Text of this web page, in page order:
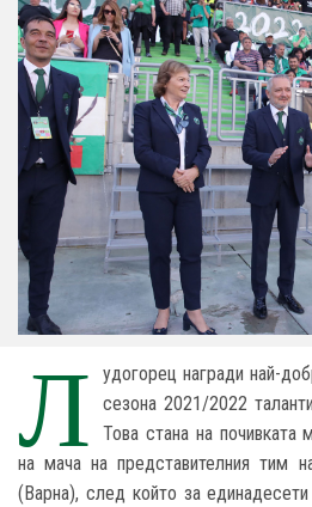
Л
удогорец награди най-
сезона 2021/2022
Това стана на
на мача на представителния тим
(Варна), след който за